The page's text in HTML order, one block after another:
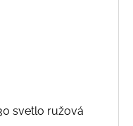
svetlo ružová